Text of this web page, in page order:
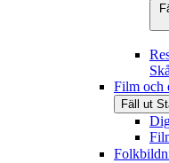
Film och
Fäll ut